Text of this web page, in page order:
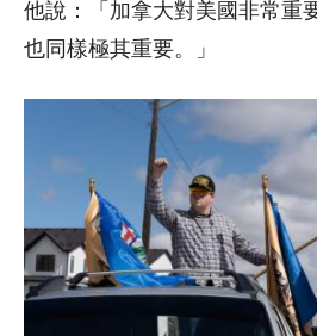
他說：「加拿大對美國非常重
也同樣極其重要。」